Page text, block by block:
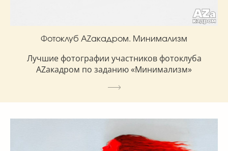
Фотоклуб AZакадром. Минимализм
Лучшие фотографии участников фотоклуба
AZакадром по заданию «Минимализм»